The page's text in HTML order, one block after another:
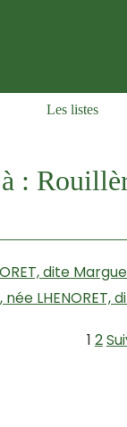
Les listes
:
dite
LHENORET,
1 2